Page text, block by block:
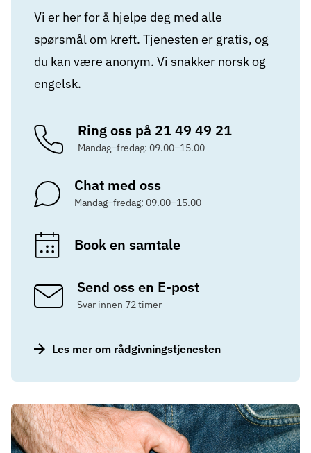
Vi er her for å hjelpe deg med alle
spørsmål om kreft. Tjenesten er gratis, og
du kan være anonym. Vi snakker norsk og
engelsk.
Ring oss på 21 49 49 21
Mandag–fredag: 09.00–15.00
Chat med oss
Mandag–fredag: 09.00–15.00
Book en samtale
Send oss en E-post
Svar innen 72 timer
Les mer om rådgivningstjenesten